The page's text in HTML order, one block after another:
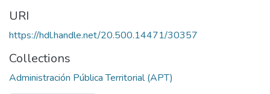
URI
https://hdl.handle.net/20.500.14471/30357
Collections
Administración Pública Territorial (APT)